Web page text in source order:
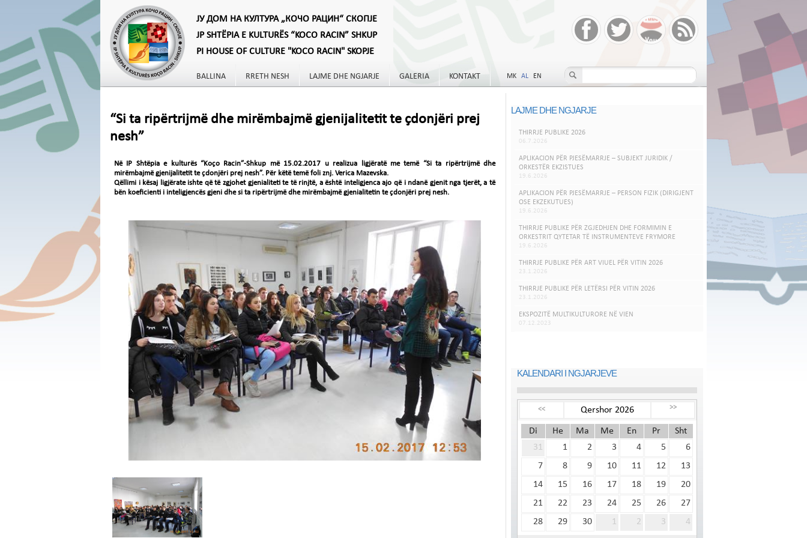
ЈУ ДОМ НА КУЛТУРА „КОЧО РАЦИН“ СКОПЈЕ
JP SHTËPIA E KULTURËS “KOCO RACIN” SHKUP
PI HOUSE OF CULTURE "KOCO RACIN" SKOPJE
BALLINA RRETH NESH LAJME DHE NGJARJE GALERIA KONTAKT MK AL EN
“Si ta ripërtrijmë dhe mirëmbajmë gjenijalitetit te çdonjëri prej
nesh”
Në IP Shtëpia e kulturës “Koço Racin”-Shkup më 15.02.2017 u realizua ligjëratë me temë “Si ta ripërtrijmë dhe
mirëmbajmë gjenijalitetit te çdonjëri prej nesh”. Për këtë temë foli znj. Verica Mazevska.
Qëllimi i kësaj ligjërate ishte që të zgjohet gjenialiteti te të rinjtë, a është inteligjenca ajo që i ndanë gjenit nga tjerët, a të
bën koeficienti i inteligjencës gjeni dhe si ta ripërtrijmë dhe mirëmbajmë gjenialitetin te çdonjëri prej nesh.
LAJME DHE NGJARJE
THIRRJE PUBLIKE 2026
06.7.2026
APLIKACION PËR PJESËMARRJE – SUBJEKT JURIDIK /
ORKESTËR EKZISTUES
19.6.2026
APLIKACION PËR PJESËMARRJE – PERSON FIZIK (DIRIGJENT
OSE EKZEKUTUES)
19.6.2026
THIRRJE PUBLIKE PËR ZGJEDHJEN DHE FORMIMIN E
ORKESTRIT QYTETAR TË INSTRUMENTEVE FRYMORE
19.6.2026
THIRRJE PUBLIKE PËR ART VIUEL PËR VITIN 2026
23.1.2026
THIRRJE PUBLIKE PËR LETËRSI PËR VITIN 2026
23.1.2026
EKSPOZITË MULTIKULTURORE NË VIEN
07.12.2023
KALENDARI I NGJARJEVE
<< Qershor 2026 >>
Di He Ma Me En Pr
Sht
31
1 2 3 4 5
6
7
8 9 10 11 12
13
14
15 16 17 18 19
20
21
22 23 24 25 26
27
28
29 30 1 2 3 4